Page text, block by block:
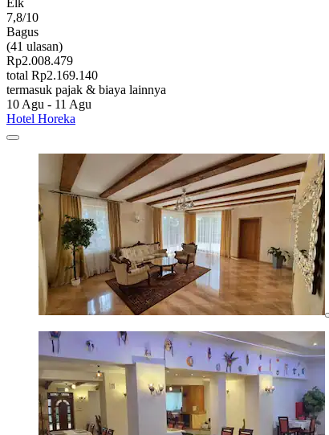
7,8/10
Bagus
(41 ulasan)
Rp2.008.479
total Rp2.169.140
termasuk pajak & biaya lainnya
10 Agu - 11 Agu
Hotel Horeka